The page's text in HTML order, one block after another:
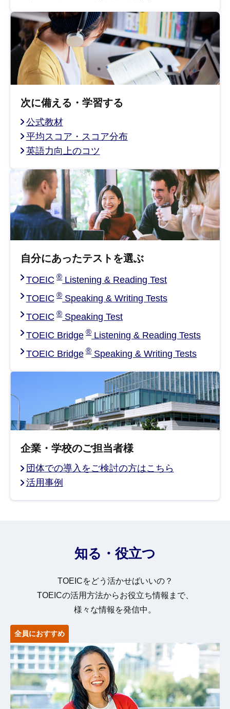
次に備える・学習する
公式教材
平均スコア・スコア分布
英語力向上のコツ
自分にあったテストを選ぶ
TOEIC ®Listening & Reading Test
TOEIC ®Speaking & Writing Tests
TOEIC ®Speaking Test
TOEIC Bridge ®Listening & Reading Tests
TOEIC Bridge ®Speaking & Writing Tests
企業・学校のご担当者様
団体での導入をご検討の方はこちら
活用事例
知る・役立つ
TOEICをどう活かせばいいの？
TOEICの活用方法からお役立ち情報まで、
様々な情報を発信中。
全員におすすめ